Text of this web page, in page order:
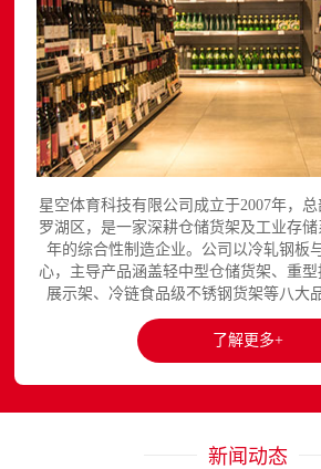
星空体育科技有限公司成立于2007年，
罗湖区，是一家深耕仓储货架及工业存
年的综合性制造企业。公司以冷轧钢板
心，主导产品涵盖轻中型仓储货架、重
展示架、冷链食品级不锈钢货架等八大
150至3000kg，产品出口欧美、东南亚、
与国内外超过300家企业建立长期合作关
供完整的产品展示与在线咨
了解更多+
新闻动态